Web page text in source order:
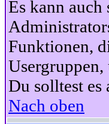
Es kann auch
Funktionen,
Du solltest es
Nach oben